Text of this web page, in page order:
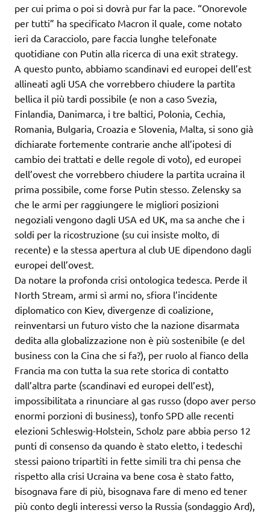
per cui prima o poi si dovrà pur far la pace. “Onorevole
per tutti” ha specificato Macron il quale, come notato
ieri da Caracciolo, pare faccia lunghe telefonate
quotidiane con Putin alla ricerca di una exit strategy.
A questo punto, abbiamo scandinavi ed europei dell’est
allineati agli USA che vorrebbero chiudere la partita
bellica il più tardi possibile (e non a caso Svezia,
Finlandia, Danimarca, i tre baltici, Polonia, Cechia,
Romania, Bulgaria, Croazia e Slovenia, Malta, si sono già
dichiarate fortemente contrarie anche all’ipotesi di
cambio dei trattati e delle regole di voto), ed europei
dell’ovest che vorrebbero chiudere la partita ucraina il
prima possibile, come forse Putin stesso. Zelensky sa
che le armi per raggiungere le migliori posizioni
negoziali vengono dagli USA ed UK, ma sa anche che i
soldi per la ricostruzione (su cui insiste molto, di
recente) e la stessa apertura al club UE dipendono dagli
europei dell’ovest.
Da notare la profonda crisi ontologica tedesca. Perde il
North Stream, armi sì armi no, sfiora l’incidente
diplomatico con Kiev, divergenze di coalizione,
reinventarsi un futuro visto che la nazione disarmata
dedita alla globalizzazione non è più sostenibile (e del
business con la Cina che si fa?), per ruolo al fianco della
Francia ma con tutta la sua rete storica di contatto
dall’altra parte (scandinavi ed europei dell’est),
impossibilitata a rinunciare al gas russo (dopo aver perso
enormi porzioni di business), tonfo SPD alle recenti
elezioni Schleswig-Holstein, Scholz pare abbia perso 12
punti di consenso da quando è stato eletto, i tedeschi
stessi paiono tripartiti in fette simili tra chi pensa che
rispetto alla crisi Ucraina va bene cosa è stato fatto,
bisognava fare di più, bisognava fare di meno ed tener
più conto degli interessi verso la Russia (sondaggio Ard),